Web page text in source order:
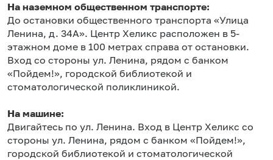
На наземном общественном транспорте:
До остановки общественного транспорта «Улица
Ленина, д. 34А». Центр Хеликс расположен в 5-
этажном доме в 100 метрах справа от остановки.
Вход со стороны ул. Ленина, рядом с банком
«Пойдем!», городской библиотекой и
стоматологической поликлиникой.
На машине:
Двигайтесь по ул. Ленина. Вход в Центр Хеликс со
стороны ул. Ленина, рядом с банком «Пойдем!»,
городской библиотекой и стоматологической